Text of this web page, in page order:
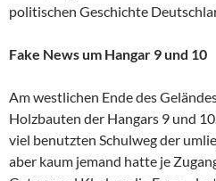
politischen Geschichte
Fake News um Hangar 9 und 10
Am westlichen Ende des
Holzbauten der Hangars 9 und
viel benutzten Schulweg der
aber kaum jemand hatte je